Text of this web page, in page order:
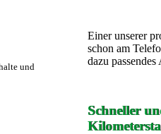
und
Einer unserer
schon am
dazu
Schneller